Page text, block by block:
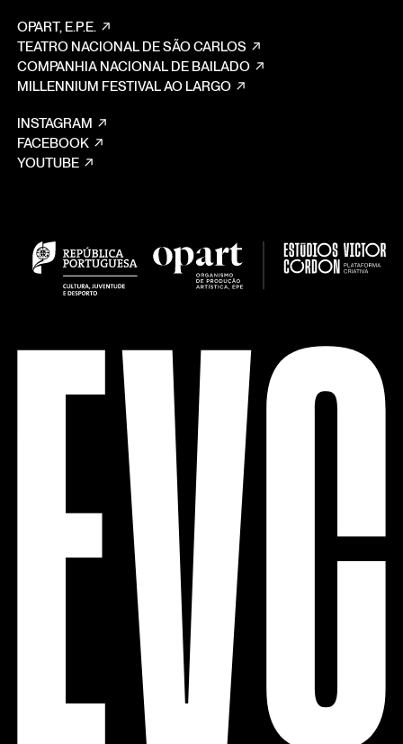
OPART, E.P.E.
TEATRO NACIONAL DE SÃO CARLOS
COMPANHIA NACIONAL DE BAILADO
MILLENNIUM FESTIVAL AO LARGO
INSTAGRAM
FACEBOOK
YOUTUBE